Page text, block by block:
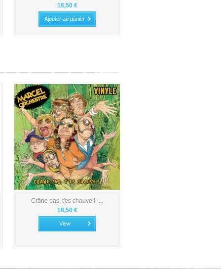
18,50 €
Ajouter au panier
Crâne pas, t'es chauve ! -...
18,50 €
View